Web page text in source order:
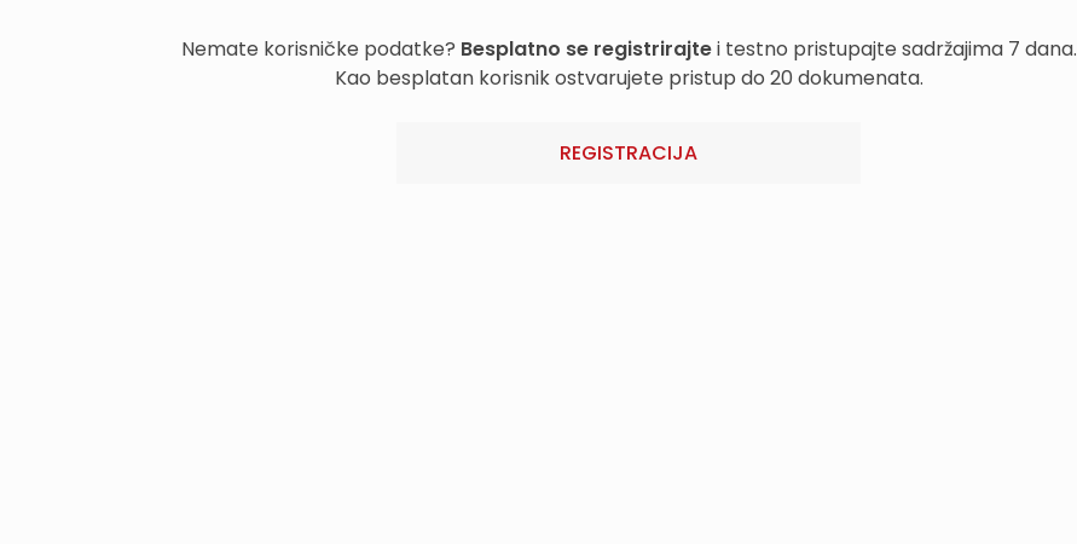
Nemate korisničke podatke? Besplatno se registrirajtei testno pristupajte sadržajima 7 dana.
Kao besplatan korisnik ostvarujete pristup do 20 dokumenata.
REGISTRACIJA